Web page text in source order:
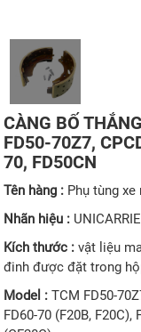
CÀNG BỐ
FD50-70Z7,
70, FD50CN
Tên hàng : Phụ tùng xe
Nhãn hiệu :
Kích thước :vật liệu
đinh được đặt trong
Model :TCM FD50-
FD60-70 (F20B, F20C),